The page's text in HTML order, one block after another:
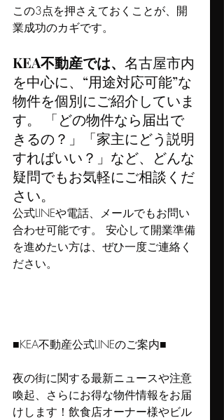
この3点を押さえておくことが、開
業成功のカギです。
KEA不動産では、 名古屋市内
を中心に、“用途対応可能”な
物件を個別にご紹介していま
す。 「どの物件なら届出で
きるの？」「家主にどう説明
すればいい？」など、どんな
疑問でもお気軽にご相談くだ
さい。
公式LINEや電話、メールでもお問い
合わせ可能です。 安心して開業準備
を進めたい方は、ぜひ一度ご連絡く
ださい。
■KEA不動産公式LINEのご案内■
夜の街に関する最新ニュースや注意
喚起、さらにお得な物件情報をお届
けします！飲食店オーナー様やビル